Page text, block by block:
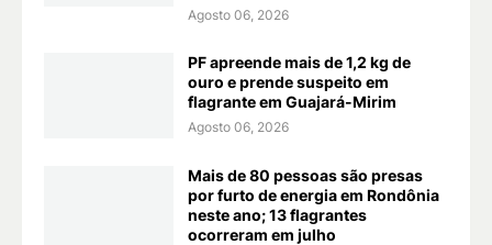
Agosto 06, 2026
PF apreende mais de 1,2 kg de
ouro e prende suspeito em
flagrante em Guajará-Mirim
Agosto 06, 2026
Mais de 80 pessoas são presas
por furto de energia em Rondônia
neste ano; 13 flagrantes
ocorreram em julho